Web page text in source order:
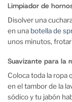
Limpiador de
Disolver una
en una botella de
unos minutos, frotar
Suavizante para la
Coloca toda la ropa
en el tambor de la
sódico y tu jabón